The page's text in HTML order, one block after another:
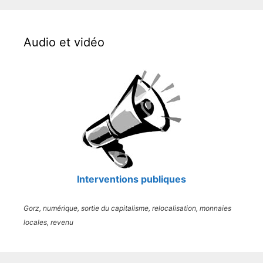
Audio et vidéo
Interventions publiques
Gorz, numérique, sortie du capitalisme, relocalisation, monnaies
locales, revenu